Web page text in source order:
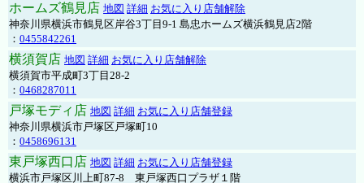
ホームズ鶴見店 地図 詳細 お気に入り店舗解除
神奈川県横浜市鶴見区岸谷3丁目9-1 島忠ホームズ横浜鶴見店2階
： 0455842261
横須賀店 地図 詳細 お気に入り店舗解除
横須賀市平成町3丁目28-2
： 0468287011
戸塚モディ店 地図 詳細 お気に入り店舗登録
神奈川県横浜市戸塚区戸塚町10
： 0458696131
東戸塚西口店 地図 詳細 お気に入り店舗登録
横浜市戸塚区川上町87-8 東戸塚西口プラザ１階